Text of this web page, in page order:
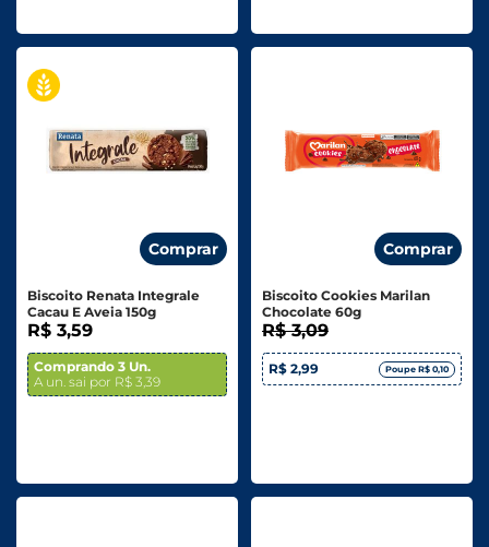
Comprar
Biscoito Renata Integrale
Cacau E Aveia 150g
R$ 3,59
Comprando 3 Un.
A un. sai por R$ 3,39
Comprar
Biscoito Cookies Marilan
Chocolate 60g
R$ 3,09
R$ 2,99 Poupe R$ 0,10